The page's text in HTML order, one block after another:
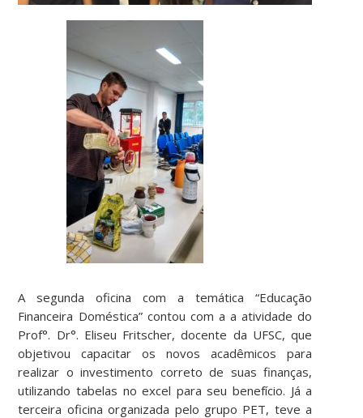
A segunda oficina com a temática “Educação
Financeira Doméstica” contou com a a atividade do
Prof°. Dr°. Eliseu Fritscher, docente da UFSC, que
objetivou capacitar os novos acadêmicos para
realizar o investimento correto de suas finanças,
utilizando tabelas no excel para seu benefício. Já a
terceira oficina organizada pelo grupo PET, teve a